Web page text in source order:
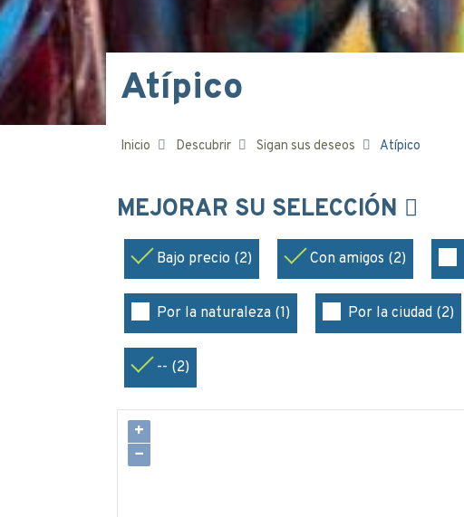
Atípico
Inicio Descubrir Sigan sus deseos Atípico
MEJORAR SU SELECCIÓN
Bajo precio (2) Con amigos (2)
Por la naturaleza (1) Por la ciudad (2)
-- (2)
+
−